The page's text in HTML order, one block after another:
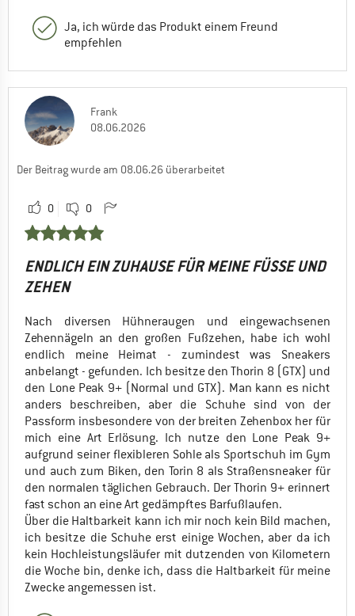
Ja, ich würde das Produkt einem Freund
empfehlen
Frank
08.06.2026
Der Beitrag wurde am 08.06.26 überarbeitet
0 0
ENDLICH EIN ZUHAUSE FÜR MEINE FÜSSE UND Z
EHEN
Nach diversen Hühneraugen und eingewachsenen
Zehennägeln an den großen Fußzehen, habe ich wohl
endlich meine Heimat - zumindest was Sneakers
anbelangt - gefunden. Ich besitze den Thorin 8 (GTX) und
den Lone Peak 9+ (Normal und GTX). Man kann es nicht
anders beschreiben, aber die Schuhe sind von der
Passform insbesondere von der breiten Zehenbox her für
mich eine Art Erlösung. Ich nutze den Lone Peak 9+
aufgrund seiner flexibleren Sohle als Sportschuh im Gym
und auch zum Biken, den Torin 8 als Straßensneaker für
den normalen täglichen Gebrauch. Der Thorin 9+ erinnert
fast schon an eine Art gedämpftes Barfußlaufen.
Über die Haltbarkeit kann ich mir noch kein Bild machen,
ich besitze die Schuhe erst einige Wochen, aber da ich
kein Hochleistungsläufer mit dutzenden von Kilometern
die Woche bin, denke ich, dass die Haltbarkeit für meine
Zwecke angemessen ist.